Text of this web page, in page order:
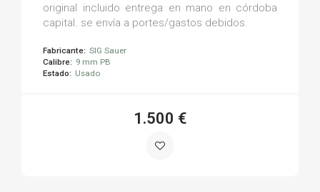
original incluido entrega en mano en córdoba
capital. se envía a portes/gastos debidos.
Fabricante: SIG Sauer
Calibre: 9 mm PB
Estado: Usado
1.500 €